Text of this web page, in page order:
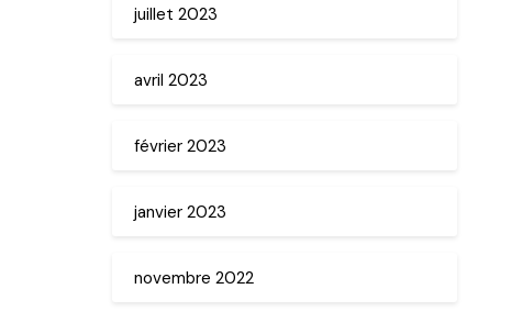
juillet 2023
avril 2023
février 2023
janvier 2023
novembre 2022